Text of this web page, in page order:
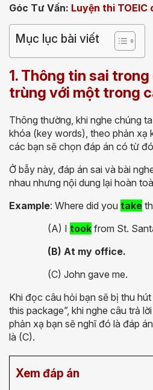
Góc Tư Vấn: Luyện thi TOEIC
Mục lục bài viết
1. Thông tin sai
trùng với một trong
Thông thường, khi nghe chúng
khóa (key words), theo phản xạ
các bạn sẽ chọn đáp án có từ
Ở bẫy này, đáp án sai và bài
nhau nhưng nội dung lại hoàn
Example: Where did you take
(A) I took from St.
(B) At my office.
(C) John gave me.
Khi đọc câu hỏi bạn sẽ bị thu
this package”, khi nghe câu trả
phản xạ bạn sẽ nghĩ đó là đáp
là (C).
Xem đáp án